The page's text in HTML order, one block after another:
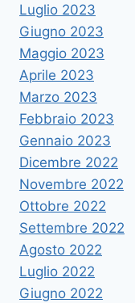
Luglio 2023
Giugno 2023
Maggio 2023
Aprile 2023
Marzo 2023
Febbraio 2023
Gennaio 2023
Dicembre 2022
Novembre 2022
Ottobre 2022
Settembre 2022
Agosto 2022
Luglio 2022
Giugno 2022